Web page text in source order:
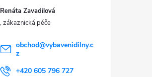
Renáta Zavadilová
obchod@vybavenidilny.c
z
+420 605 796 727